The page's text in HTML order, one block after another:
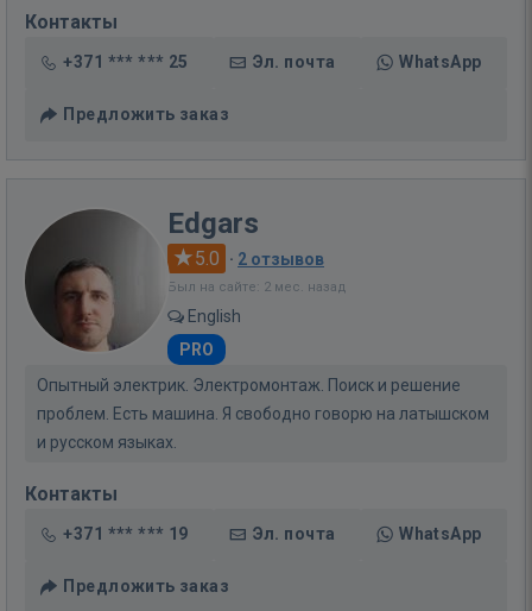
Контакты
+371 *** *** 25 Эл. почта WhatsApp
Предложить заказ
Edgars
5.0 · 2 отзывов
Был на сайте: 2 мес. назад
English
PRO
Опытный электрик. Электромонтаж. Поиск и решение
проблем. Есть машина. Я свободно говорю на латышском
и русском языках.
Контакты
+371 *** *** 19 Эл. почта WhatsApp
Предложить заказ